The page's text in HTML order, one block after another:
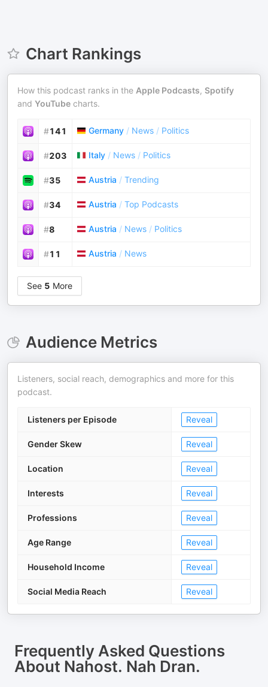
Chart Rankings
How this podcast ranks in the Apple Podcasts, Spotify
and YouTube charts.
#141 Germany / News / Politics
#203 Italy / News / Politics
#35 Austria / Trending
#34 Austria / Top Podcasts
#8 Austria / News / Politics
#11 Austria / News
See 5 More
Audience Metrics
Listeners, social reach, demographics and more for this
podcast.
Listeners per Episode Reveal
Gender Skew Reveal
Location Reveal
Interests Reveal
Professions Reveal
Age Range Reveal
Household Income Reveal
Social Media Reach Reveal
Frequently Asked Questions
About Nahost. Nah Dran.